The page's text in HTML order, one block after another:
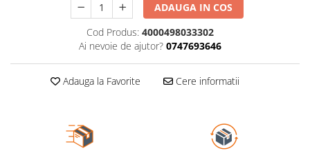
ADAUGA IN COS
Cod Produs: 4000498033302
Ai nevoie de ajutor? 0747693646
Adauga la Favorite Cere informatii